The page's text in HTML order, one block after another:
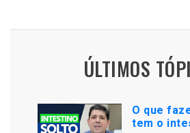
ÚLTIMOS
O que
tem o